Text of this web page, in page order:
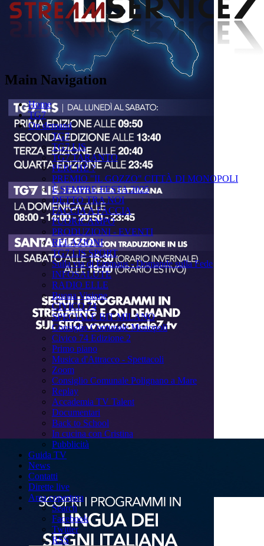
Main Navigation
Home
TG7
On demand
TG7
TG7 LIS
TG7 TARANTO
PERCHÉ ?
PREMIO "IL GOZZO" CITTÀ DI MONOPOLI
È SEMPRE FESTA 2025
DETTO TRA NOI
FACCIA A FACCIA
FUORICAMPO
PRODUZIONI - EVENTI
RELAZIONI
TG7 LIS SPORT
Sulla via di Emmaus - Domande sulla Fede
INFOSALUTE
RADIO ELLE
Buona Visione
CIVICO 74
SPECIALE BIT MILANO
Consiglio Comunale Monopoli
Civico 74 Edizione 2
Primo piano
Musica d'Attracco - Spettacoli
Zoom
Consiglio Comunale Polignano a Mare
Replay
Accademia TV Talent
Documentari
Back to School
In cucina con Cristina
Pubblicità
Guida TV
News
Contatti
Dirette live
Area copertura
Search
Facebook
Twitter
RSS